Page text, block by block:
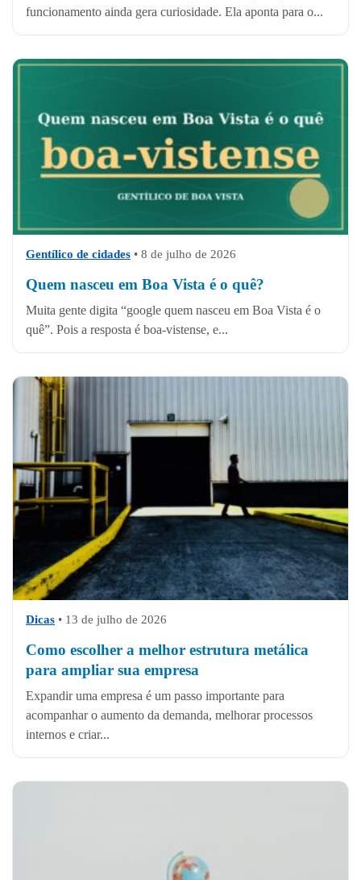
funcionamento ainda gera curiosidade. Ela aponta para o...
Gentílico de cidades • 8 de julho de 2026
Quem nasceu em Boa Vista é o quê?
Muita gente digita “google quem nasceu em Boa Vista é o
quê”. Pois a resposta é boa-vistense, e...
Dicas • 13 de julho de 2026
Como escolher a melhor estrutura metálica
para ampliar sua empresa
Expandir uma empresa é um passo importante para
acompanhar o aumento da demanda, melhorar processos
internos e criar...